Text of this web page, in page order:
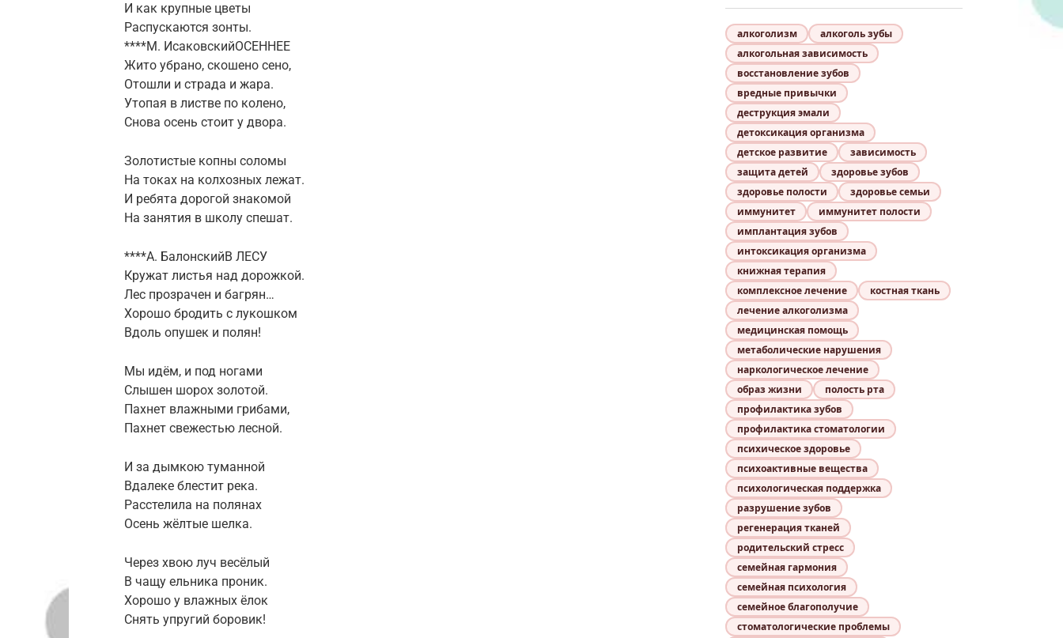
И как крупные цветы
Распускаются зонты.
****М. ИсаковскийОСЕННЕЕ
Жито убрано, скошено сено,
Отошли и страда и жара.
Утопая в листве по колено,
Снова осень стоит у двора.
Золотистые копны соломы
На токах на колхозных лежат.
И ребята дорогой знакомой
На занятия в школу спешат.
****А. БалонскийВ ЛЕСУ
Кружат листья над дорожкой.
Лес прозрачен и багрян…
Хорошо бродить с лукошком
Вдоль опушек и полян!
Мы идём, и под ногами
Слышен шорох золотой.
Пахнет влажными грибами,
Пахнет свежестью лесной.
И за дымкою туманной
Вдалеке блестит река.
Расстелила на полянах
Осень жёлтые шелка.
Через хвою луч весёлый
В чащу ельника проник.
Хорошо у влажных ёлок
Снять упругий боровик!
алкоголизм
алкоголь зубы
алкогольная зависимость
восстановление зубов
вредные привычки
деструкция эмали
детоксикация организма
детское развитие
зависимость
защита детей
здоровье зубов
здоровье полости
здоровье семьи
иммунитет
иммунитет полости
имплантация зубов
интоксикация организма
книжная терапия
комплексное лечение
костная ткань
лечение алкоголизма
медицинская помощь
метаболические нарушения
наркологическое лечение
образ жизни
полость рта
профилактика зубов
профилактика стоматологии
психическое здоровье
психоактивные вещества
психологическая поддержка
разрушение зубов
регенерация тканей
родительский стресс
семейная гармония
семейная психология
семейное благополучие
стоматологические проблемы